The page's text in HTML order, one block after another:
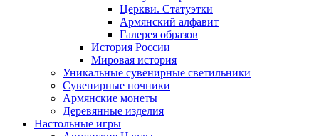
Церкви. Статуэтки
Армянский алфавит
Галерея образов
История России
Мировая история
Уникальные сувенирные светильники
Сувенирные ночники
Армянские монеты
Деревянные изделия
Настольные игры